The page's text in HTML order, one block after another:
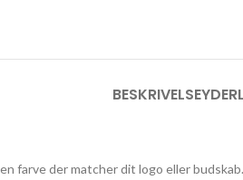
BESKRIVELSE
farve der matcher dit logo eller budskab.